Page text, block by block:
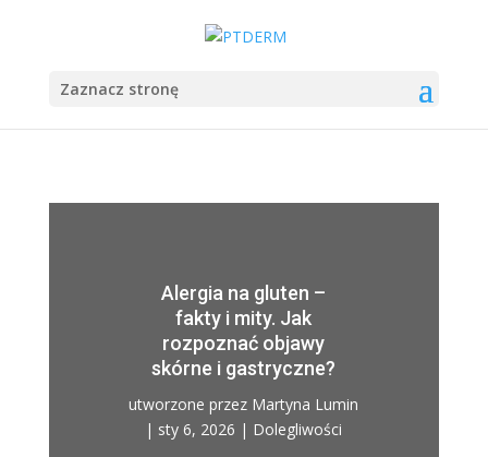
Zaznacz stronę
Alergia na gluten –
fakty i mity. Jak
rozpoznać objawy
skórne i gastryczne?
utworzone przez Martyna Lumin
| sty 6, 2026 | Dolegliwości